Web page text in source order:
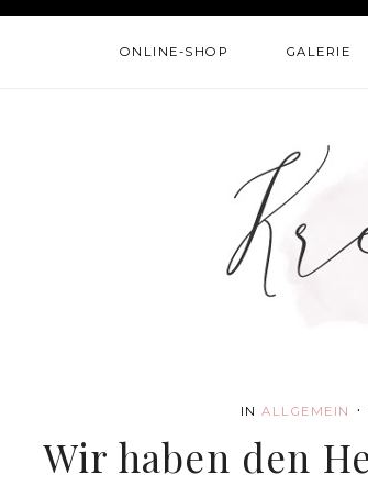
ONLINE-SHOP GALERIE
IN ALLGEMEIN ·
Wir haben den